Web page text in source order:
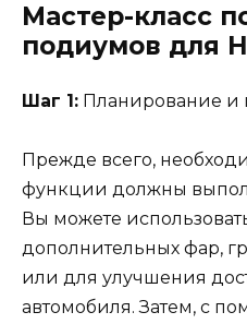
Мастер-класс
подиумов для
Шаг 1: Планирование и
Прежде всего,
функции должны
Вы можете
дополнительных фар,
или для улучшения
автомобиля. Затем, с